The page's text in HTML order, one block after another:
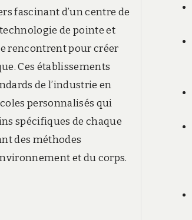
fascinant d’un centre de
de pointe et
rencontrent pour créer
Ces établissements
de l’industrie en
personnalisés qui
spécifiques de chaque
des méthodes
et du corps.